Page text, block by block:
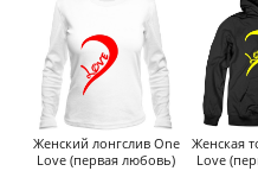
Женский лонгслив One
Love (первая любовь)
Женская
Love